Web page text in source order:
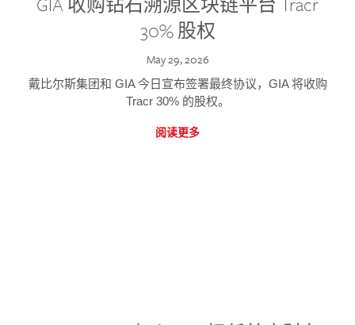
30% 股权
May 29, 2026
戴比尔斯集团和 GIA 今日宣布签署最终协议，GIA 将收购
Tracr 30% 的股权。
阅读更多